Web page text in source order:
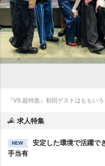
『VS.超特急』初回ゲストはももい
求人特集
NEW
安定した環境で活躍で
手当有